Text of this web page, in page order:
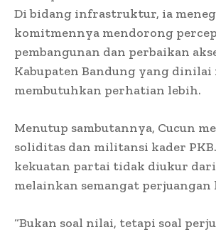
Di bidang infrastruktur, ia
komitmennya mendorong
pembangunan dan perbaikan
Kabupaten Bandung yang dinilai
membutuhkan perhatian lebih.
Menutup sambutannya, Cucun
soliditas dan militansi kader
kekuatan partai tidak diukur
melainkan semangat
“Bukan soal nilai, tetapi soal